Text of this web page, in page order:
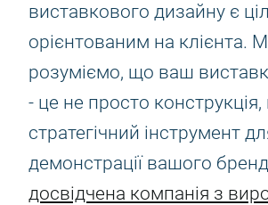
виставкового дизайну є
орієнтованим на клієнта.
розуміємо, що ваш
- це не просто конструкція,
стратегічний інструмент
демонстрації вашого
досвідчена компанія з